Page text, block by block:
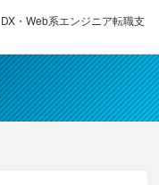
・Web系エンジニア転職支